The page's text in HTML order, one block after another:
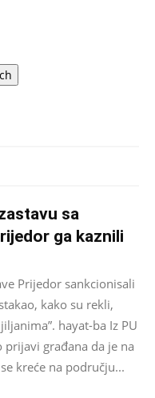
sa
ga kaznili
Prijedor sankcionisali
kako su rekli,
hayat-ba Iz PU
građana da je na
kreće na području...